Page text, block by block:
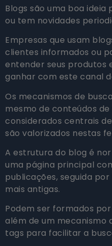
Blogs são uma boa
ou tem novidades
Empresas que usam
clientes informados ou
entender seus produtos
ganhar com este canal
Os mecanismos de
mesmo de conteúdos de
considerados centrais
são valorizados nestas
A estrutura do blog é
uma página principal
publicações, seguida
mais antigas.
Podem ser formados
além de um mecanismo
tags para facilitar a